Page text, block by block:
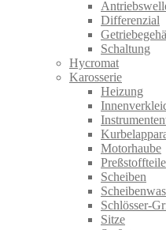
Differenzial
Schaltung
Hycromat
Karosserie
Heizung
Motorhaube
Preßstoffteile
Scheiben
Schlösser-
Sitze